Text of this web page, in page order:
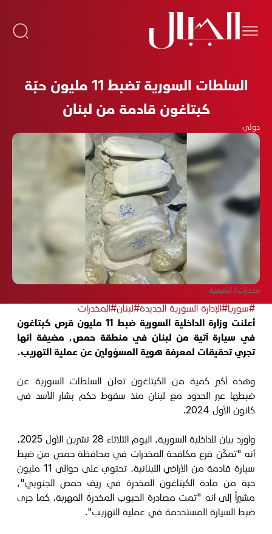
السلطات السورية تضبط 11 مليون حبّة
كبتاغون قادمة من لبنان
دولي
مخدرات/ أرشيفية
#سوريا#الإدارة السورية الجديدة#لبنان#المخدرات
أعلنت وزارة الداخلية السورية ضبط 11 مليون قرص كبتاغون
في سيارة آتية من لبنان في منطقة حمص، مضيفة أنها
تجري تحقيقات لمعرفة هوية المسؤولين عن عملية التهريب.
وهذه أكبر كمية من الكبتاغون تعلن السلطات السورية عن
ضبطها عبر الحدود مع لبنان منذ سقوط حكم بشار الأسد في
كانون الأول 2024.
وأورد بيان للداخلية السورية، اليوم الثلاثاء 28 تشرين الأول 2025،
أنه "تمكّن فرع مكافحة المخدرات في محافظة حمص من ضبط
سيارة قادمة من الأراضي اللبنانية، تحتوي على حوالى 11 مليون
حبة من مادة الكبتاغون المخدرة في ريف حمص الجنوبي"،
مشيراً إلى أنه "تمت مصادرة الحبوب المخدرة المهربة، كما جرى
ضبط السيارة المستخدمة في عملية التهريب".